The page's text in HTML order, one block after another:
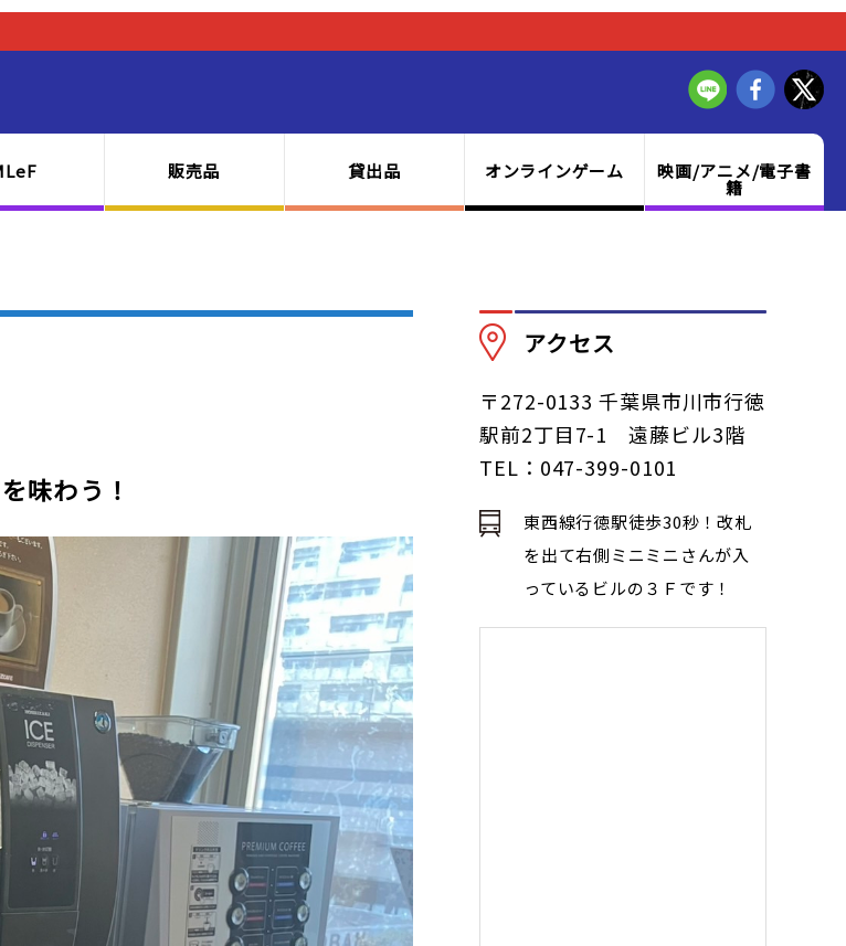
販売品 貸出品 オンラインゲーム 映画/アニメ/電子書
籍
味わう！
アクセス
〒272-0133 千葉県市川市行徳
駅前2丁目7-1 遠藤ビル3階
TEL：047-399-0101
東西線行徳駅徒歩30秒！改札
を出て右側ミニミニさんが入
っているビルの３Ｆです！